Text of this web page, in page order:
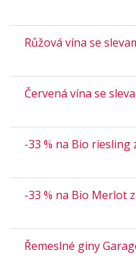
Růžová vína se
Červená vína se
-33 % na Bio riesling
-33 % na Bio Merlot
Řemeslné giny